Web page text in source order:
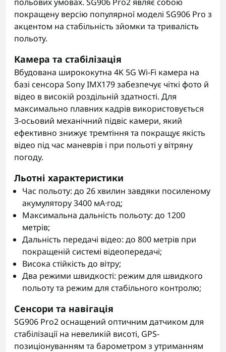
покращену версію популярної моделі SG906 Pro з
акцентом на стабільність зйомки та тривалість
польоту.
Камера та стабілізація
Вбудована ширококутна 4K 5G Wi-Fi камера на
базі сенсора Sony IMX179 забезпечує чіткі фото й
відео в високій роздільній здатності. Для
максимально плавних кадрів використовується
3-осьовий механічний підвіс камери, який
ефективно знижує тремтіння та покращує якість
відео під час маневрів і при польоті у вітряну
погоду.
Льотні характеристики
Час польоту: до 26 хвилин завдяки посиленому
акумулятору 3400 мА·год;
Максимальна дальність польоту: до 1200
метрів;
Дальність передачі відео: до 800 метрів при
покращеній системі відеопередачі;
Висока стійкість до вітру;
Два режими швидкості: режим для швидкого
польоту та режим для стабільного контролю;
Сенсори та навігація
SG906 Pro2 оснащений оптичним датчиком для
стабілізації на невеликій висоті, GPS-
позиціонуванням та барометром з утриманням